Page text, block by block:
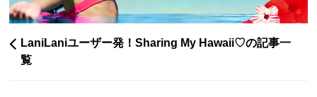
LaniLaniユーザー発！Sharing My Hawaii♡の記事一
覧